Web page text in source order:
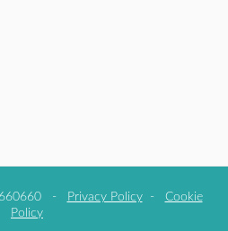
- Privacy Policy- Cookie
Policy